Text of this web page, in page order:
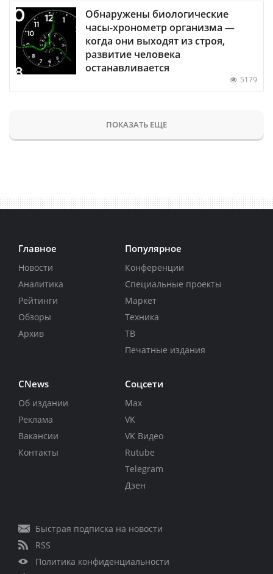
Обнаружены биологические
часы-хронометр организма —
когда они выходят из строя,
развитие человека
останавливается
5179
ПОКАЗАТЬ ЕЩЕ
Главное
Новости
Аналитика
Рейтинги
Обзоры
Архив
Популярное
Конференции
Специальные проекты
Маркет
Техника
ТВ
Печатные издания
CNews
Об издании
Реклама
Вакансии
Контакты
Соцсети
Max
VK
VK Видео
Rutube
Telegram
Дзен
Быстрая подписка на новости
RSS
Политика конфиденциальности